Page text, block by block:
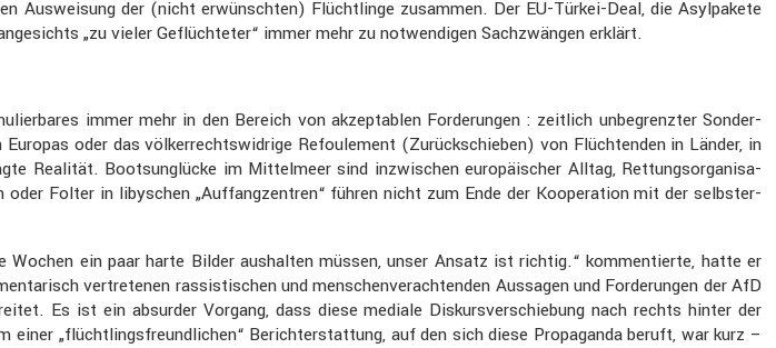
Auswei­sung der (nicht erwünschten) Flücht­linge zusammen. Der EU-Türkei-Deal, die Asylpa­kete
„zu vieler Geflüch­teter“ immer mehr zu notwen­digen Sachzwängen erklärt.
immer mehr in den Bereich von akzep­ta­blen Forde­rungen : zeitlich unbegrenzter Sonder-
oder das völker­rechts­wid­rige Refou­le­ment (Zurück­schieben) von Flüch­tenden in Länder, in
Realität. Boots­un­glücke im Mittel­meer sind inzwi­schen europäi­scher Alltag, Rettungs­or­ga­ni­sa­
Folter in libyschen „Auffang­zen­tren“ führen nicht zum Ende der Koope­ra­tion mit der selbst­er­
ein paar harte Bilder aushalten müssen, unser Ansatz ist richtig.“ kommen­tierte, hatte er
vertre­tenen rassis­ti­schen und menschen­ver­ach­tenden Aussagen und Forde­rungen der AfD
Es ist ein absurder Vorgang, dass diese mediale Diskurs­ver­schie­bung nach rechts hinter der
einer „flücht­lings­freund­li­chen“ Bericht­erstat­tung, auf den sich diese Propa­ganda beruft, war kurz –